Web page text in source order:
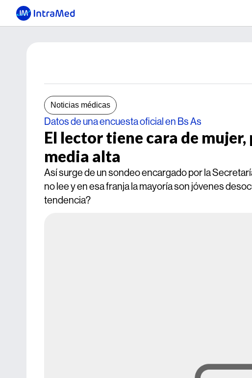
Noticias médicas
Datos de una encuesta oficial en Bs As
El lector tiene cara de
media alta
Así surge de un sondeo encargado por la
no lee y en esa franja la mayoría son jóvenes
tendencia?